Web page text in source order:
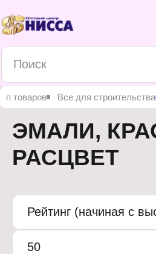
товаров Все для строительства
ЭМАЛИ,
РАСЦВЕТ
Рейтинг (начиная с
50